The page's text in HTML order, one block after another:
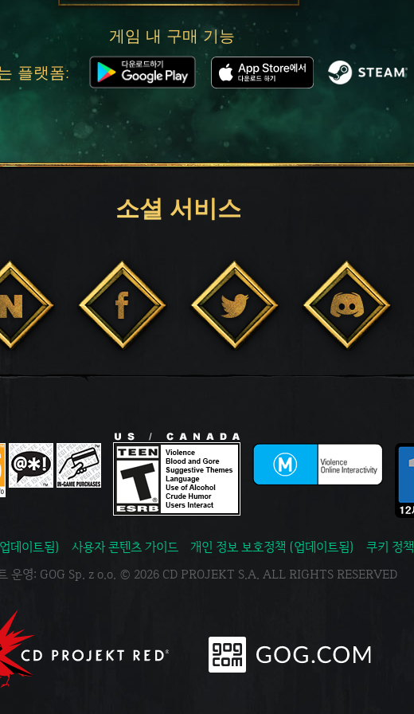
게임 내 구매 기능
플랫폼:
소셜 서비스
데이트됨) 사용자 콘텐츠 가이드 개인 정보 보호정책 (업데이트됨) 쿠키 정책
운영: GOG Sp. z o.o. © 2026 CD PROJEKT S.A. ALL RIGHTS RESERVED